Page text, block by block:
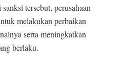
tersebut, perusahaan
melakukan perbaikan
serta meningkatkan
berlaku.